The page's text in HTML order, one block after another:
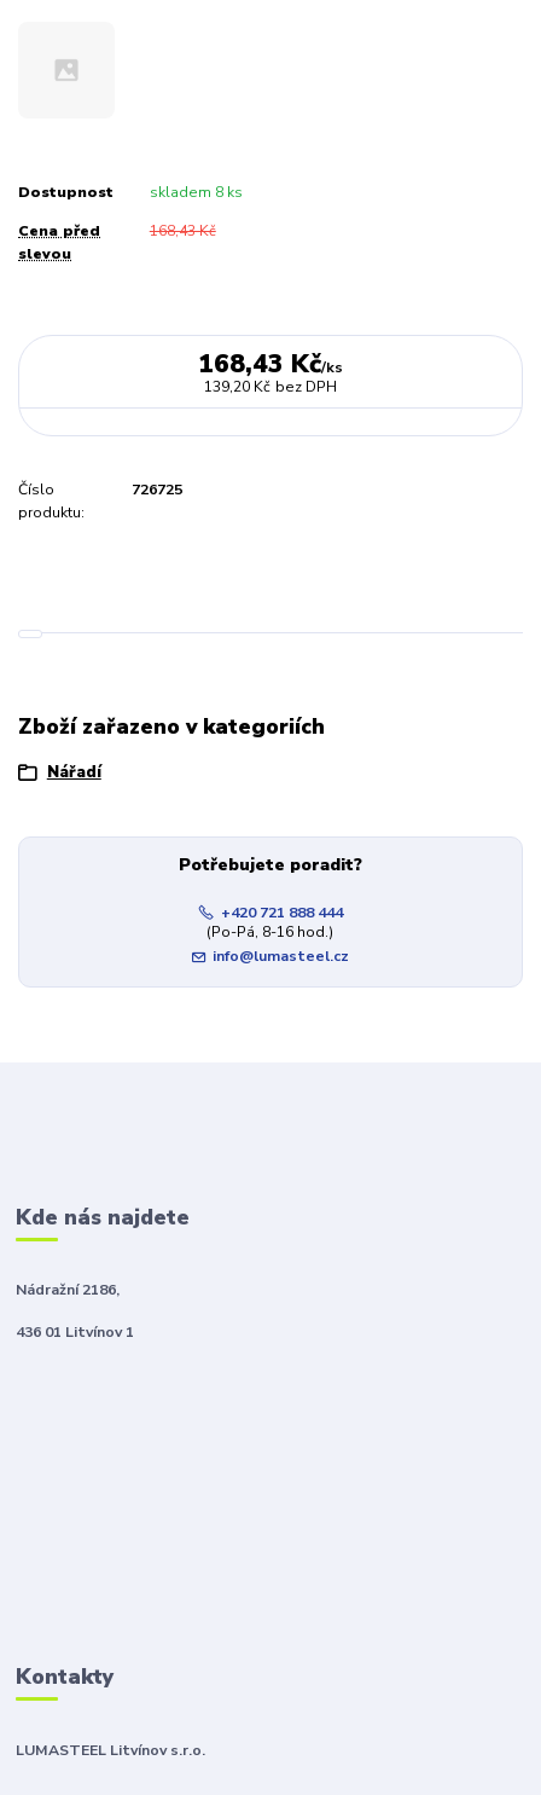
Dostupnost skladem 8 ks
Cena před
slevou
168,43 Kč
168,43 Kč/ks
139,20 Kč bez DPH
Číslo
produktu:
726725
Zboží zařazeno v kategoriích
Nářadí
Potřebujete poradit?
+420 721 888 444
(Po-Pá, 8-16 hod.)
info@lumasteel.cz
Kde nás najdete
Nádražní 2186,
436 01 Litvínov 1
Kontakty
LUMASTEEL Litvínov s.r.o.